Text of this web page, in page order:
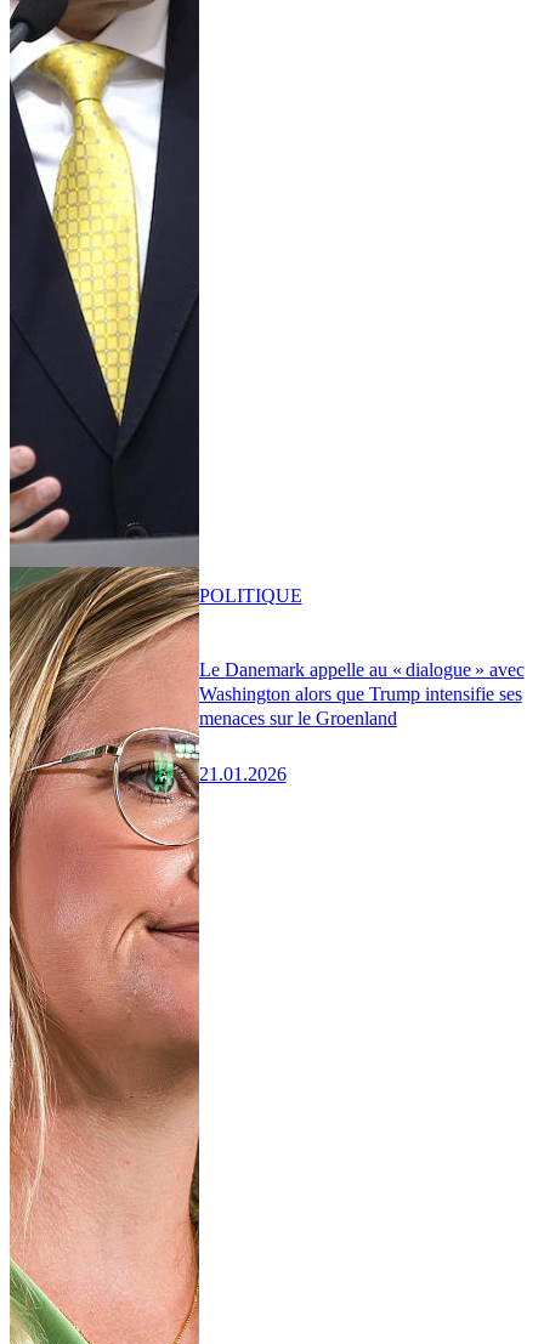
Le Danemark appelle au « dialogue » avec
Washington alors que Trump intensifie ses
menaces sur le Groenland
21.01.2026
POLITIQUE